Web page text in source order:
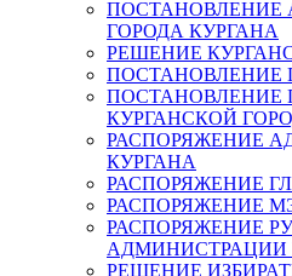
ПОСТАНОВЛЕНИЕ
ГОРОДА КУРГАНА
РЕШЕНИЕ
ПОСТАНОВЛЕНИЕ
ПОСТАНОВЛЕНИЕ
КУРГАНСКОЙ
РАСПОРЯЖЕНИЕ
КУРГАНА
РАСПОРЯЖЕНИЕ
РАСПОРЯЖЕНИЕ
РАСПОРЯЖЕНИЕ
АДМИНИСТРАЦИИ
РЕШЕНИЕ